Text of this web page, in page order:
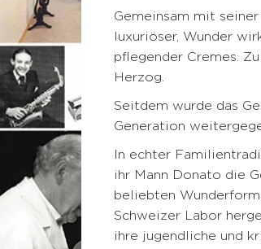
Gezielte
Pflege
Serum
Maske
HYDRATE
Oxygen
Fragrances
NOURISH
Nährendes
Öl
Selbstbräunungscreme
KITS
MÄNNER
KÖRPERPFLEGE
GESICHTSPFLEGE
ZUBEHÖR
Applikator-
Gemeinsam mit
luxuriöser, Wunder
pflegender Cremes.
Herzog.
Seitdem wurde das
Generation
In echter
ihr Mann Donato die
beliebten
Schweizer Labor
ihre jugendliche und